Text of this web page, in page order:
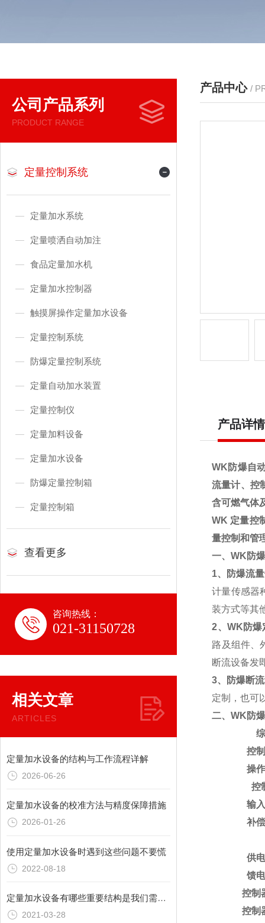
公司产品系列
PRODUCT RANGE
定量控制系统
定量加水系统
定量喷洒自动加注
食品定量加水机
定量加水控制器
触摸屏操作定量加水设备
定量控制系统
防爆定量控制系统
定量自动加水装置
定量控制仪
定量加料设备
定量加水设备
防爆定量控制箱
定量控制箱
查看更多
咨询热线：
021-31150728
相关文章
ARTICLES
定量加水设备的结构与工作流程详解
2026-06-26
定量加水设备的校准方法与精度保障措施
2026-01-26
使用定量加水设备时遇到这些问题不要慌
2022-08-18
定量加水设备有哪些重要结构是我们需了解的？
2021-03-28
产品中心 /
产品详情
WK 防爆自
流量计、控
含可燃气体
WK 定量控
量控制和管
一、WK 防
1、防爆流
计量传感器
装方式等其
2、WK防爆
路及组件、
断流设备发
3、防爆断
定制，也可
二、 WK 防
控
操
控
输
补
供
馈
控制
控制